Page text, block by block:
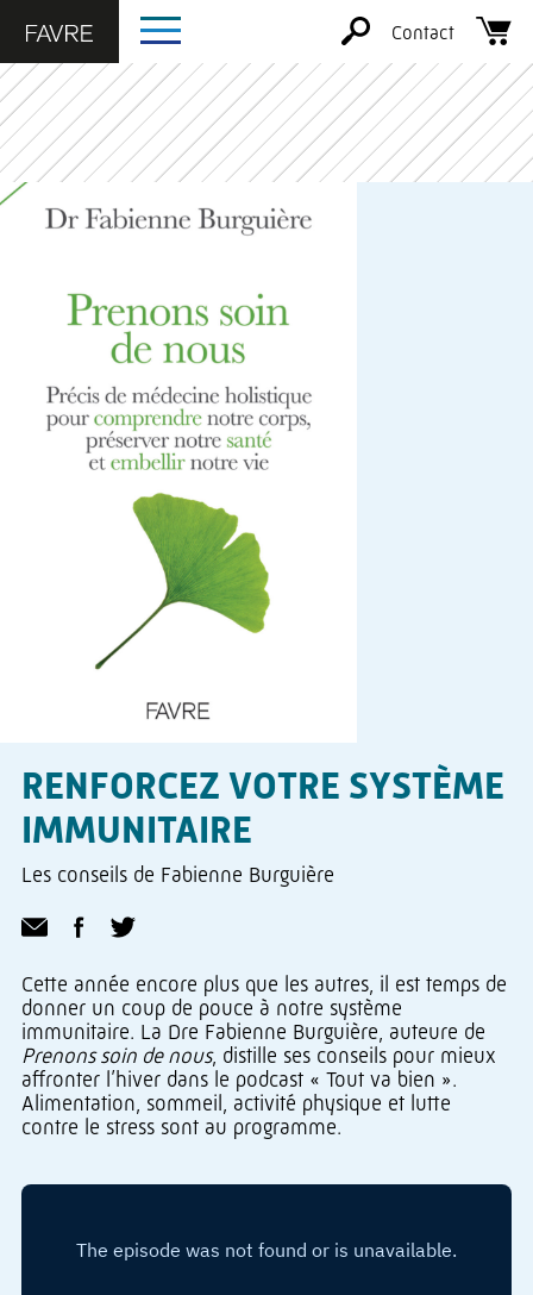
Contact
RENFORCEZ VOTRE SYSTÈME
IMMUNITAIRE
Les conseils de Fabienne Burguière
Cette année encore plus que les autres, il est temps de
donner un coup de pouce à notre système
immunitaire. La Dre Fabienne Burguière, auteure de
Prenons soin de nous, distille ses conseils pour mieux
affronter l’hiver dans le podcast « Tout va bien ».
Alimentation, sommeil, activité physique et lutte
contre le stress sont au programme.